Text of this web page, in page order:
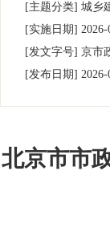
[主题分类] 城乡
[实施日期] 2026-
[发文字号] 京市
[发布日期] 2026-
北京市市